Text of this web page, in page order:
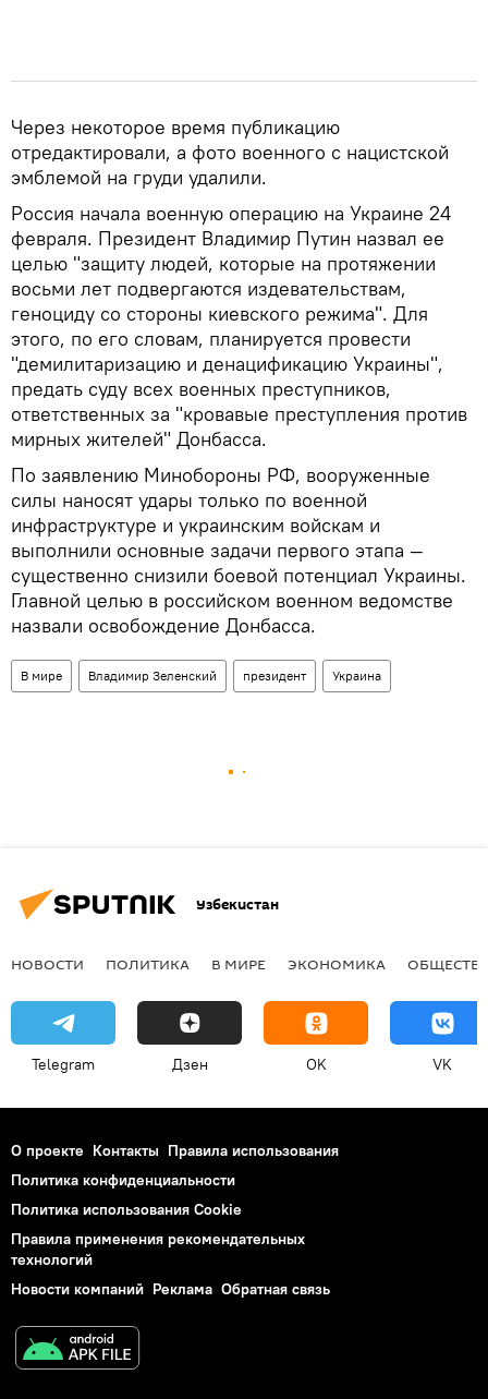
Через некоторое время публикацию
отредактировали, а фото военного с нацистской
эмблемой на груди удалили.
Россия начала военную операцию на Украине 24
февраля. Президент Владимир Путин назвал ее
целью "защиту людей, которые на протяжении
восьми лет подвергаются издевательствам,
геноциду со стороны киевского режима". Для
этого, по его словам, планируется провести
"демилитаризацию и денацификацию Украины",
предать суду всех военных преступников,
ответственных за "кровавые преступления против
мирных жителей" Донбасса.
По заявлению Минобороны РФ, вооруженные
силы наносят удары только по военной
инфраструктуре и украинским войскам и
выполнили основные задачи первого этапа —
существенно снизили боевой потенциал Украины.
Главной целью в российском военном ведомстве
назвали освобождение Донбасса.
В мире Владимир Зеленский президент Украина
Узбекистан
НОВОСТИ ПОЛИТИКА В МИРЕ ЭКОНОМИКА
Telegram Дзен OK VK
О проекте Контакты Правила использования
Политика конфиденциальности
Политика использования Cookie
Правила применения рекомендательных
технологий
Новости компаний Реклама Обратная связь